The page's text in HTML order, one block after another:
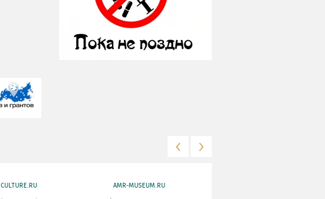
CULTURE.RU AMR-MUSEUM.RU